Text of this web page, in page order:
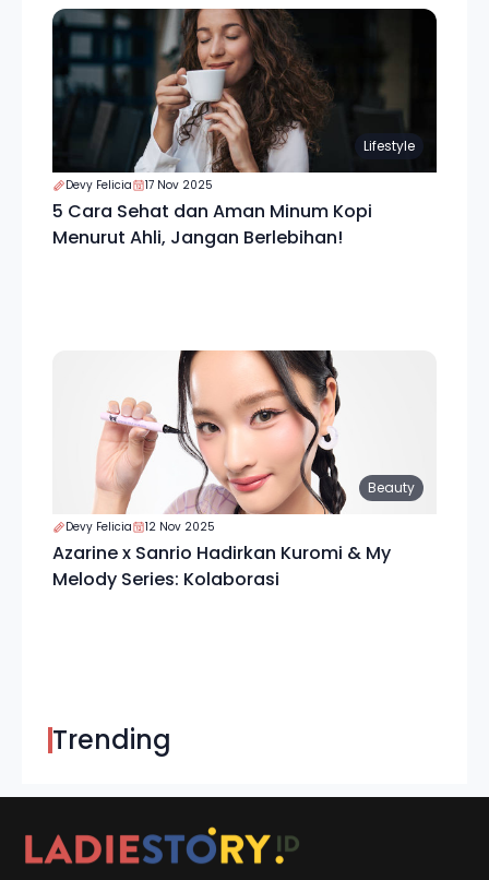
Lifestyle
Devy Felicia 17 Nov 2025
5 Cara Sehat dan Aman Minum Kopi
Menurut Ahli, Jangan Berlebihan!
Beauty
Devy Felicia 12 Nov 2025
Azarine x Sanrio Hadirkan Kuromi & My
Melody Series: Kolaborasi
Trending